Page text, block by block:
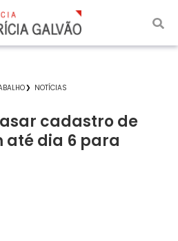
NOTÍCIAS
cadastro de
até dia 6 para